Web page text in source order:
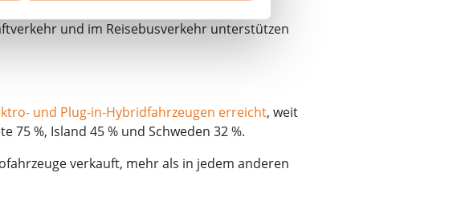
und im Reisebusverkehr unterstützen
und Plug-in-Hybridfahrzeugen erreicht, weit
%, Island 45 % und Schweden 32 %.
verkauft, mehr als in jedem anderen